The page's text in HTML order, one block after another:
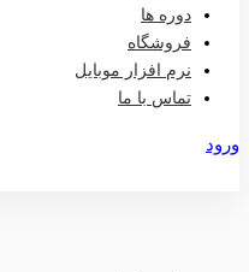
دوره ها
فروشگاه
نرم افزار موبایل
تماس با ما
ورود